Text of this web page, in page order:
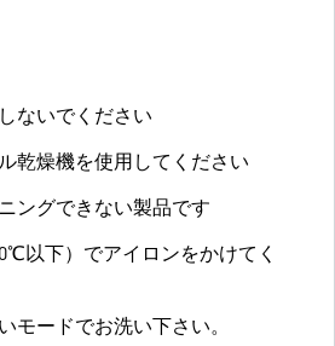
ないでください
乾燥機を使用してください
ングできない製品です
以下）でアイロンをかけてく
モードでお洗い下さい。